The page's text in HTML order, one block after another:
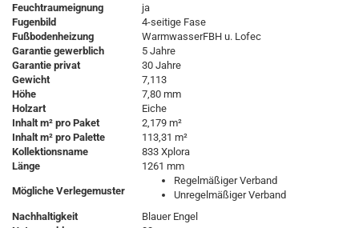
Feuchtraumeignung
ja
Fugenbild
4-seitige Fase
Fußbodenheizung
WarmwasserFBH u. Lofec
Garantie gewerblich
5 Jahre
Garantie privat
30 Jahre
Gewicht
7,113
Höhe
7,80 mm
Holzart
Eiche
Inhalt m² pro Paket
2,179 m²
Inhalt m² pro Palette
113,31 m²
Kollektionsname
833 Xplora
Länge
1261 mm
Mögliche Verlegemuster
Regelmäßiger Verband
Unregelmäßiger Verband
Nachhaltigkeit
Blauer Engel